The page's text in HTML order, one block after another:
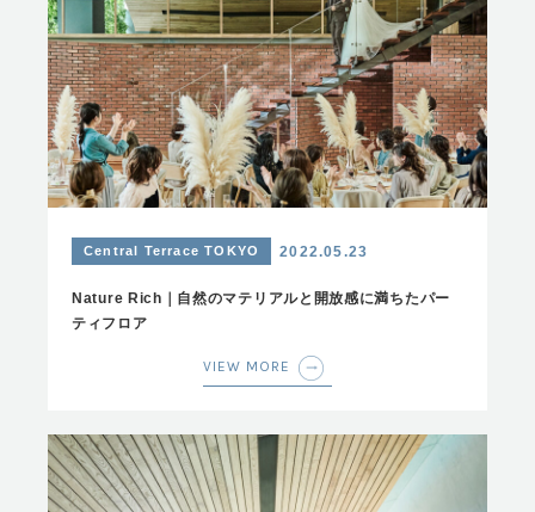
Central Terrace TOKYO 2022.05.23
Nature Rich｜自然のマテリアルと開放感に満ちたパー
ティフロア
VIEW MORE